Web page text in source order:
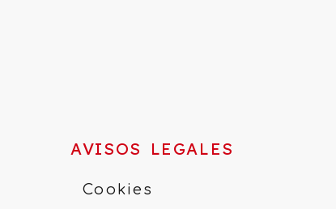
AVISOS LEGALES
Cookies